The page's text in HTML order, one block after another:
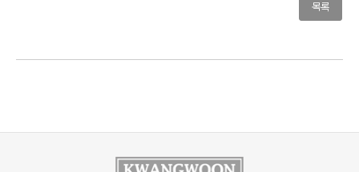
목록